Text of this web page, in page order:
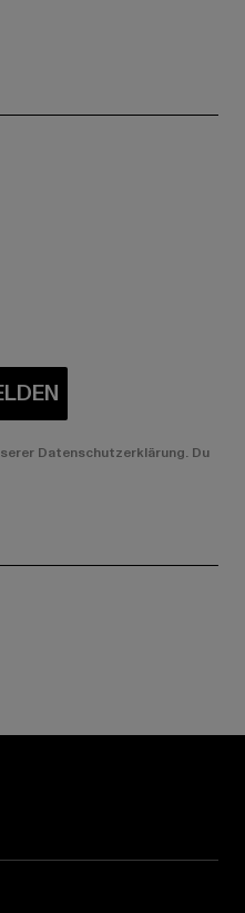
Datenschutzerklärung. Du